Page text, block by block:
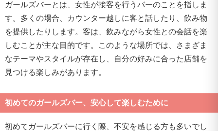
ガールズバーとは、女性が接客を行うバーのことを指しま
す。多くの場合、カウンター越しに客と話したり、飲み物
を提供したりします。客は、飲みながら女性との会話を楽
しむことが主な目的です。このような場所では、さまざま
なテーマやスタイルが存在し、自分の好みに合った店舗を
見つける楽しみがあります。
初めてのガールズバー、安心して楽しむために
初めてガールズバーに行く際、不安を感じる方も多いでし